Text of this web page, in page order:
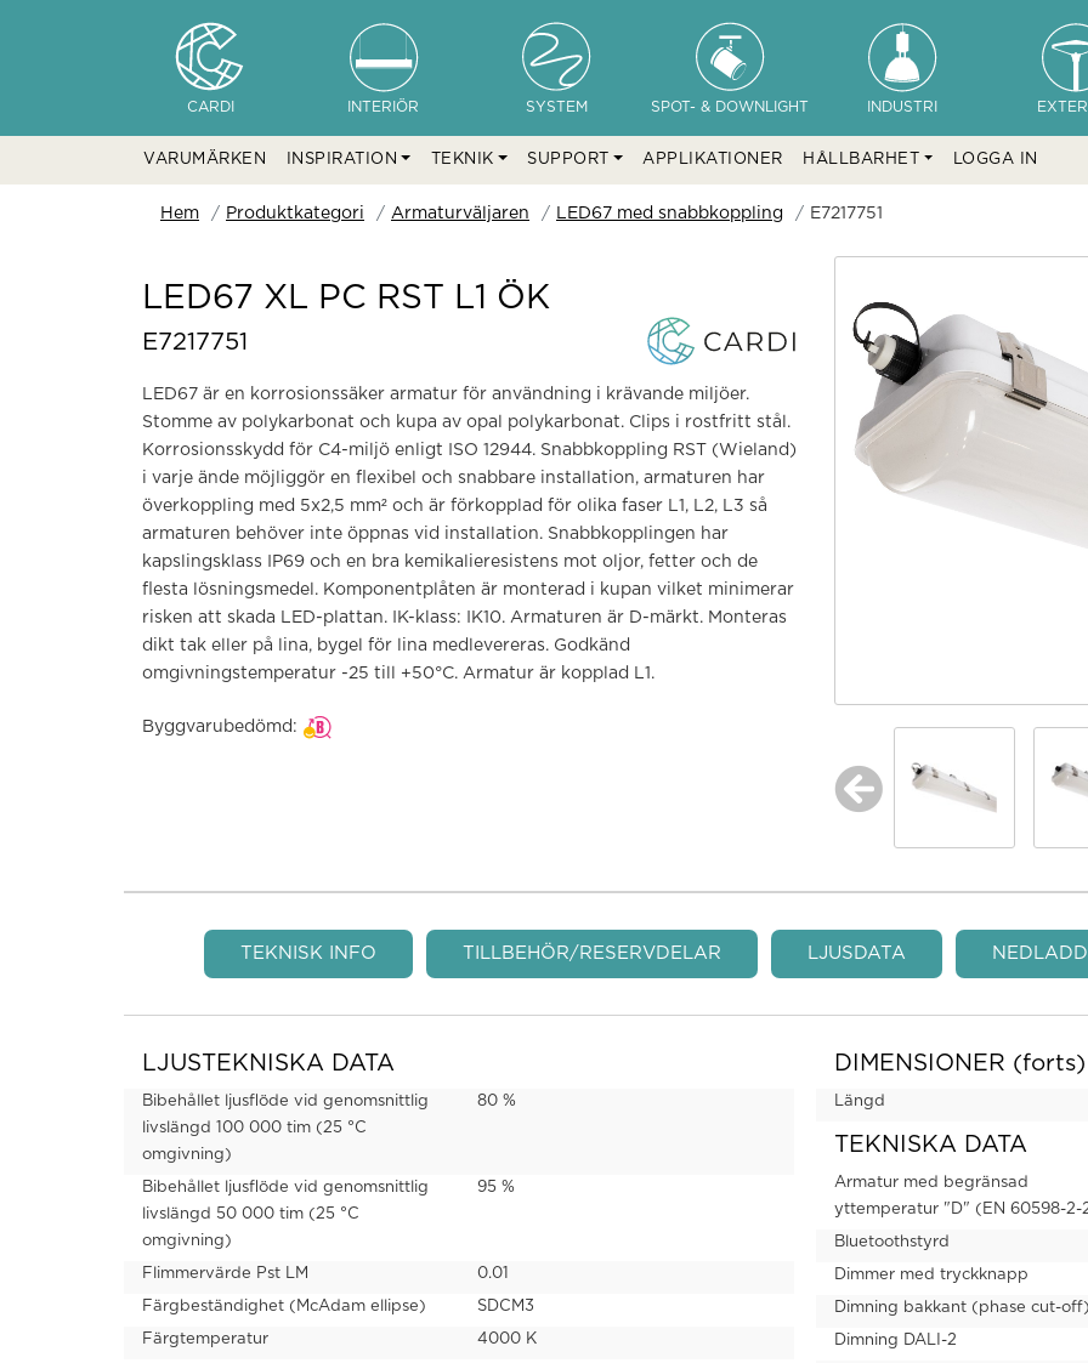
CARDI INTERIÖR SYSTEM SPOT- & DOWNLIGHT INDUSTRI
VARUMÄRKEN INSPIRATION TEKNIK SUPPORT APPLIKATIONER HÅLLBARHET LOGGA IN
Hem Produktkategori Armaturväljaren LED67 med snabbkoppling E7217751
LED67 XL PC RST L1 ÖK
E7217751
LED67 är en korrosionssäker armatur för användning i krävande miljöer.
Stomme av polykarbonat och kupa av opal polykarbonat. Clips i rostfritt stål.
Korrosionsskydd för C4-miljö enligt ISO 12944. Snabbkoppling RST (Wieland)
i varje ände möjliggör en flexibel och snabbare installation, armaturen har
överkoppling med 5x2,5 mm² och är förkopplad för olika faser L1, L2, L3 så
armaturen behöver inte öppnas vid installation. Snabbkopplingen har
kapslingsklass IP69 och en bra kemikalieresistens mot oljor, fetter och de
flesta lösningsmedel. Komponentplåten är monterad i kupan vilket minimerar
risken att skada LED-plattan. IK-klass: IK10. Armaturen är D-märkt. Monteras
dikt tak eller på lina, bygel för lina medlevereras. Godkänd
omgivningstemperatur -25 till +50°C. Armatur är kopplad L1.
Byggvarubedömd:
TEKNISK INFO TILLBEHÖR/RESERVDELAR LJUSDATA
LJUSTEKNISKA DATA
Bibehållet ljusflöde vid genomsnittlig
livslängd 100 000 tim (25 °C
omgivning)
80 %
Bibehållet ljusflöde vid genomsnittlig
livslängd 50 000 tim (25 °C
omgivning)
95 %
Flimmervärde Pst LM 0.01
Färgbeständighet (McAdam ellipse) SDCM3
Färgtemperatur 4000 K
DIMENSIONER (forts)
Längd
TEKNISKA DATA
Armatur med begränsad
yttemperatur "D" (EN 60598-2-
Bluetoothstyrd
Dimmer med tryckknapp
Dimning bakkant (phase cut-off)
Dimning DALI-2